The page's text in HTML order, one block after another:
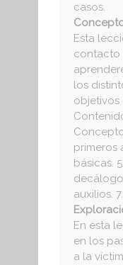
casos.
Esta
contacto
los
objetivos
primeros
básicas.
auxilios.
En esta
en los
a la